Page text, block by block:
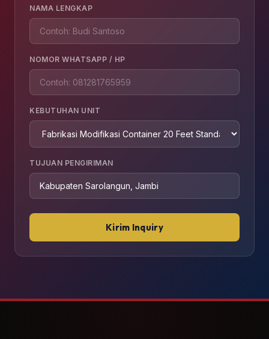
NAMA LENGKAP
NOMOR WHATSAPP / HP
KEBUTUHAN UNIT
TUJUAN PENGIRIMAN
Kirim Inquiry